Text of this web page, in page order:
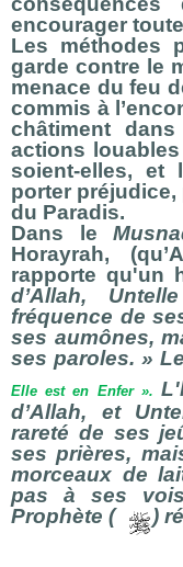
encourager
Les méthodes
garde contre le
menace du feu
commis à
châtiment
actions
soient-elles,
porter préjudice,
du Paradis.
Dans le
Horayrah,
rapporte qu'un
d’Allah,
fréquence de
ses aumônes,
ses paroles. »
Elle est en Enfer ».
d’Allah, et
rareté de ses
ses prières,
morceaux de
pas à ses
Prophète (
)